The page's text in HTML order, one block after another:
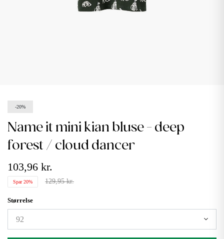
-20%
name it mini kian bluse - deep
forest / cloud dancer
103,96 kr.
Spar 20% 129,95 kr.
Størrelse